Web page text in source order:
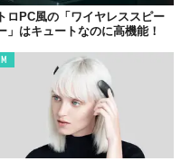
ロPC風の「ワイヤレススピー
」はキュートなのに高機能！